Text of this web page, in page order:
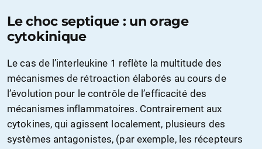
Le choc septique : un orage
cytokinique
Le cas de l’interleukine 1 reflète la multitude des
mécanismes de rétroaction élaborés au cours de
l’évolution pour le contrôle de l’efficacité des
mécanismes inflammatoires. Contrairement aux
cytokines, qui agissent localement, plusieurs des
systèmes antagonistes, (par exemple, les récepteurs